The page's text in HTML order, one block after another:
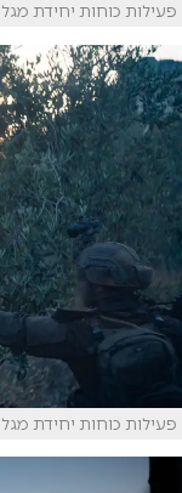
פעילות כוחות יחידת
פעילות כוחות יחידת